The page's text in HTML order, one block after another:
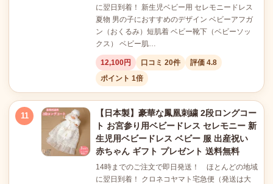
に翌日到着！ 新生児ベビー用 セレモニードレス
夏物 男の子におすすめのデザイン ベビーアフガ
ン（おくるみ）短肌着 ベビー靴下（ベビーソッ
クス） ベビー肌…
12,100円 口コミ 20件
評価 4.8
ポイント 1倍
11
【日本製】豪華な鳳凰刺繍 2段ロングコー
ト お宮参り用ベビードレス セレモニー 新
生児用ベビードレス ベビー 服 出産祝い
赤ちゃん ギフト プレゼント 送料無料
14時までのご注文で即日発送！ ほとんどの地域
に翌日到着！ クロネコヤマト宅急便（発送は大